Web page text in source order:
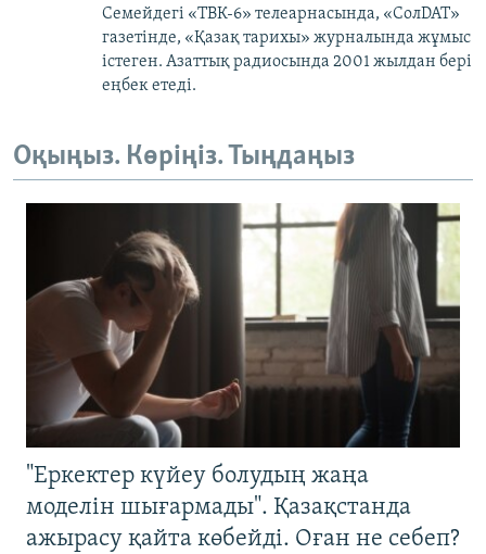
Семейдегі «ТВК-6» телеарнасында, «СолDAT»
газетінде, «Қазақ тарихы» журналында жұмыс
істеген. Азаттық радиосында 2001 жылдан бері
еңбек етеді.
Оқыңыз. Көріңіз. Тыңдаңыз
"Еркектер күйеу болудың жаңа
моделін шығармады". Қазақстанда
ажырасу қайта көбейді. Оған не себеп?